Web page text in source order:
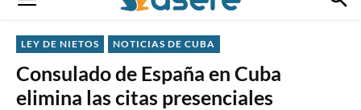
LEY DE NIETOS NOTICIAS DE CUBA
Consulado de España en Cuba
elimina las citas presenciales